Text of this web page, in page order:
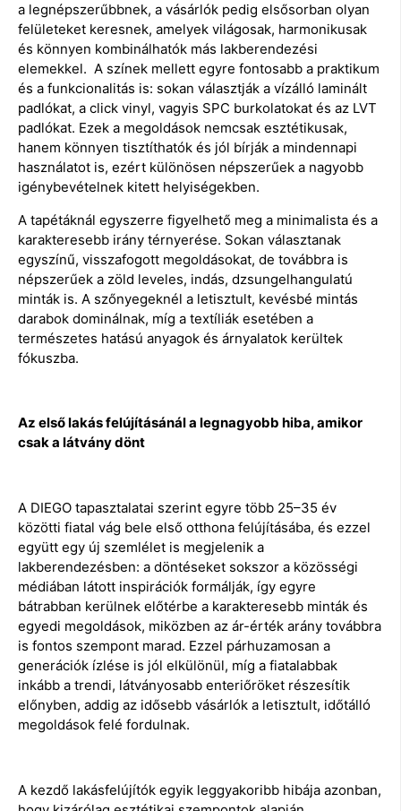
a legnépszerűbbnek, a vásárlók pedig elsősorban olyan
felületeket keresnek, amelyek világosak, harmonikusak
és könnyen kombinálhatók más lakberendezési
elemekkel. A színek mellett egyre fontosabb a praktikum
és a funkcionalitás is: sokan választják a vízálló laminált
padlókat, a click vinyl, vagyis SPC burkolatokat és az LVT
padlókat. Ezek a megoldások nemcsak esztétikusak,
hanem könnyen tisztíthatók és jól bírják a mindennapi
használatot is, ezért különösen népszerűek a nagyobb
igénybevételnek kitett helyiségekben.
A tapétáknál egyszerre figyelhető meg a minimalista és a
karakteresebb irány térnyerése. Sokan választanak
egyszínű, visszafogott megoldásokat, de továbbra is
népszerűek a zöld leveles, indás, dzsungelhangulatú
minták is. A szőnyegeknél a letisztult, kevésbé mintás
darabok dominálnak, míg a textíliák esetében a
természetes hatású anyagok és árnyalatok kerültek
fókuszba.
Az első lakás felújításánál a legnagyobb hiba, amikor
csak a látvány dönt
A DIEGO tapasztalatai szerint egyre több 25–35 év
közötti fiatal vág bele első otthona felújításába, és ezzel
együtt egy új szemlélet is megjelenik a
lakberendezésben: a döntéseket sokszor a közösségi
médiában látott inspirációk formálják, így egyre
bátrabban kerülnek előtérbe a karakteresebb minták és
egyedi megoldások, miközben az ár-érték arány továbbra
is fontos szempont marad. Ezzel párhuzamosan a
generációk ízlése is jól elkülönül, míg a fiatalabbak
inkább a trendi, látványosabb enteriőröket részesítik
előnyben, addig az idősebb vásárlók a letisztult, időtálló
megoldások felé fordulnak.
A kezdő lakásfelújítók egyik leggyakoribb hibája azonban,